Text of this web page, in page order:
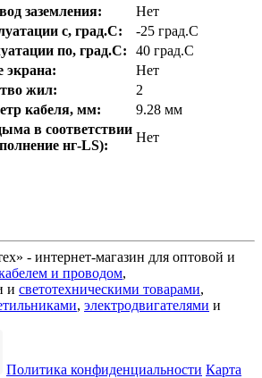
заземления:
Нет
с, град.C:
-25 град.C
по, град.C:
40 град.C
экрана:
Нет
жил:
2
кабеля, мм:
9.28 мм
в соответствии
нг-LS):
Нет
- интернет-магазин для оптовой и
и проводом,
и светотехническими товарами,
, электродвигателями и
Политика конфиденциальности Карта